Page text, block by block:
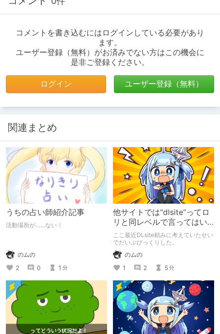
コメントを書き込むにはログインしている必要があり
ます。
ユーザー登録（無料）がお済みでない方はこの機会に
是非ご登録ください。
ログイン ユーザー登録（無料）
関連まとめ
うちの占い師紹介記事
活動場所が……ない！
のムの
2
0 1 分
他サイトでは“dlsite”ってロ
リと同レベルで言ってはい
けないワードになってる
の？
ここ最近DLsite頼みに考えていたせい
でだいぶびっくりした。
のムの
1
2 5分